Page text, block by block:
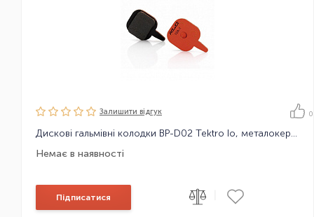
Залишити вiдгук 0
Дискові гальмівні колодки BP-D02 Tektro Io, металокерамічні
Немає в наявності
Підписатися